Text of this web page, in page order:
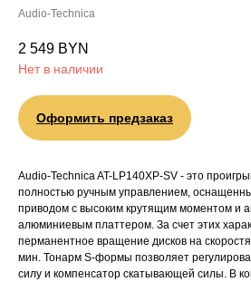
Audio-Technica
2 549 BYN
Нет в наличии
Оформить предзаказ
Audio-Technica AT-LP140XP-SV - это
полностью ручным управлением,
приводом с высоким крутящим моментом и
алюминиевым платтером. За счет этих
перманентное вращение дисков на
мин. Тонарм S-формы позволяет
силу и компенсатор скатывающей силы. В